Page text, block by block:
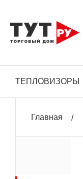
ТЕПЛОВИЗОРЫ
Главная